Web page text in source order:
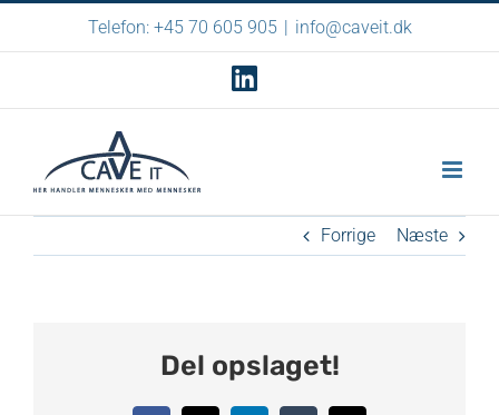
Telefon: +45 70 605 905 | info@caveit.dk
Forrige Næste
Del opslaget!